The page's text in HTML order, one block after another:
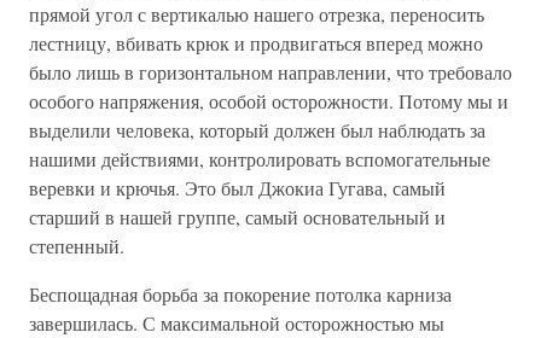
прямой угол с верти­калью нашего отрезка, переносить
лестницу, вбивать крюк и продвигаться вперед можно
было лишь в гори­зонтальном направлении, что требовало
особого напря­жения, особой осторожности. Потому мы и
выделили человека, который должен был наблюдать за
нашими действиями, контролировать вспомогательные
веревки и крючья. Это был Джокиа Гугава, самый
старший в нашей группе, самый основательный и
степенный.
Беспощадная борьба за покорение потолка карни­за
завершилась. С максимальной осторожностью мы